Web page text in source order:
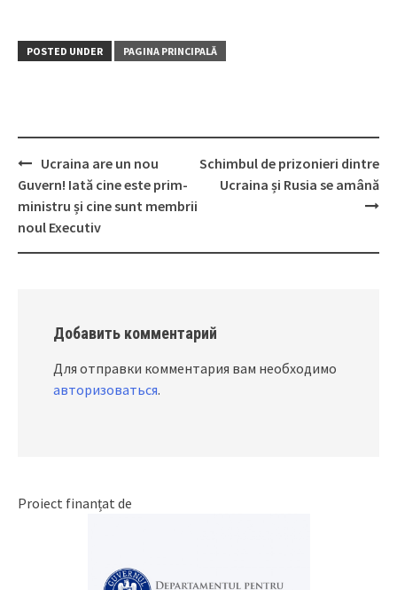
POSTED UNDER PAGINA PRINCIPALĂ
Post
navigation
Ucraina are un nou
Guvern! Iată cine este prim-
ministru și cine sunt membrii
noul Executiv
Schimbul de prizonieri dintre
Ucraina și Rusia se amână
Добавить комментарий
Для отправки комментария вам необходимо
авторизоваться.
Proiect finanțat de